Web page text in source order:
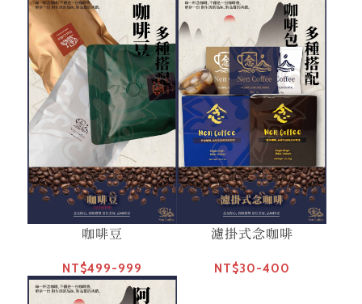
咖啡豆
NT$499-999
濾掛式念咖啡
NT$30-400